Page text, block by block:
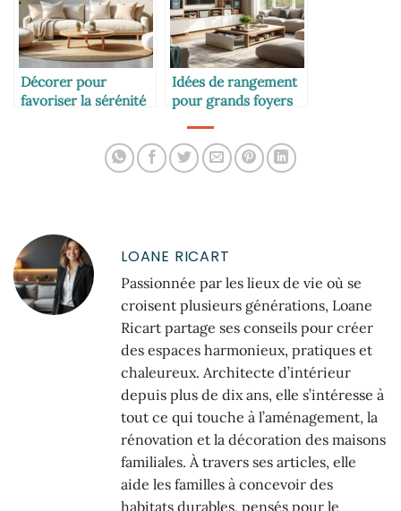
Décorer pour
favoriser la sérénité
Idées de rangement
pour grands foyers
LOANE RICART
Passionnée par les lieux de vie où se
croisent plusieurs générations, Loane
Ricart partage ses conseils pour créer
des espaces harmonieux, pratiques et
chaleureux. Architecte d’intérieur
depuis plus de dix ans, elle s’intéresse à
tout ce qui touche à l’aménagement, la
rénovation et la décoration des maisons
familiales. À travers ses articles, elle
aide les familles à concevoir des
habitats durables, pensés pour le